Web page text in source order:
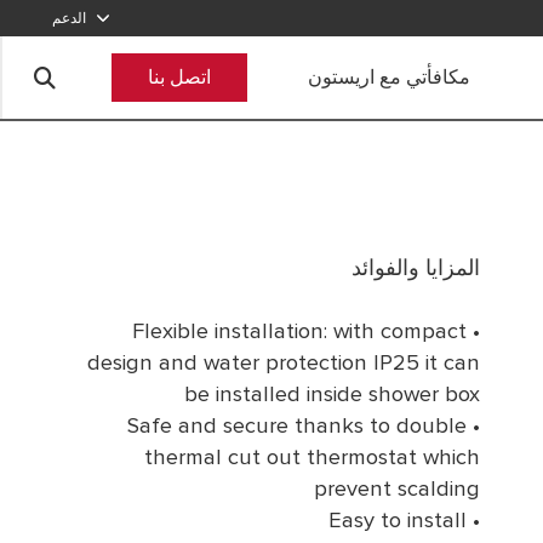
الدعم
800-2747866
مكافأتي مع اريستون اتصل بنا
المزايا والفوائد
• Flexible installation: with compact
design and water protection IP25 it can
be installed inside shower box
• Safe and secure thanks to double
thermal cut out thermostat which
prevent scalding
• Easy to install